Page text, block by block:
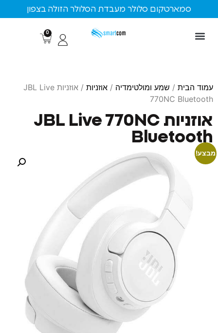
סלולר מעבדת הסלולר הזולה בצפון
/שמע ומולטימדיה/אוזניות
/ אוזניות JBL Live
770NC
אוזניות JBL Live 770NC